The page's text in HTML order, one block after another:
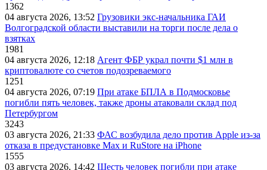
1362
04 августа 2026, 13:52 Грузовики экс-начальника ГАИ
Волгоградской области выставили на торги после дела о
взятках
1981
04 августа 2026, 12:18 Агент ФБР украл почти $1 млн в
криптовалюте со счетов подозреваемого
1251
04 августа 2026, 07:19 При атаке БПЛА в Подмосковье
погибли пять человек, также дроны атаковали склад под
Петербургом
3243
03 августа 2026, 21:33 ФАС возбудила дело против Apple из-за
отказа в предустановке Max и RuStore на iPhone
1555
03 августа 2026, 14:42 Шесть человек погибли при атаке